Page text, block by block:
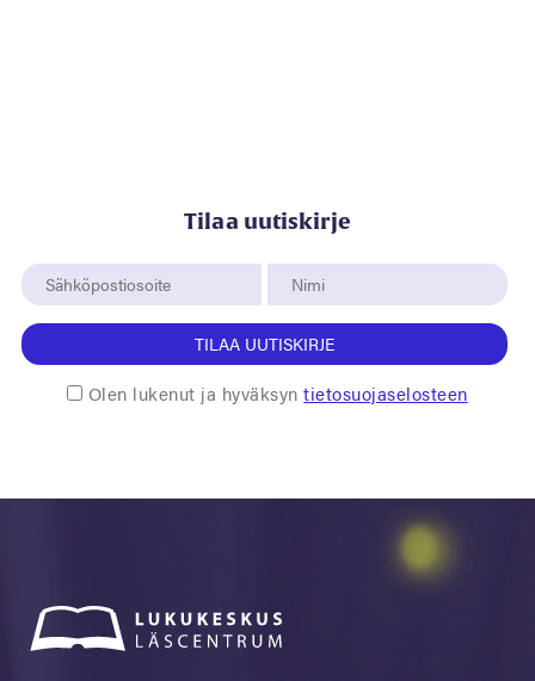
Tilaa uutiskirje
TILAA UUTISKIRJE
Olen lukenut ja hyväksyntietosuojaselosteen